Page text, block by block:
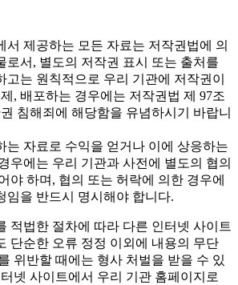
서 제공하는 모든 자료는 저작권법에 의
로서, 별도의 저작권 표시 또는 출처를
고는 원칙적으로 우리 기관에 저작권이
, 배포하는 경우에는 저작권법 제 97조
침해죄에 해당함을 유념하시기 바랍니
는 자료로 수익을 얻거나 이에 상응하는
우에는 우리 기관과 사전에 별도의 협의
야 하며, 협의 또는 허락에 의한 경우에
임을 반드시 명시해야 합니다.
적법한 절차에 따라 다른 인터넷 사이트
단순한 오류 정정 이외에 내용의 무단
위반할 때에는 형사 처벌을 받을 수 있
넷 사이트에서 우리 기관 홈페이지로